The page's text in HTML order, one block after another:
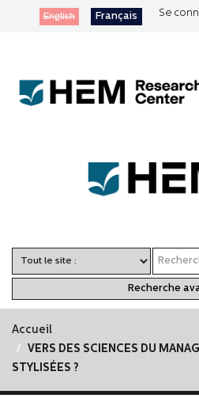
English Français Se
Recherche
Accueil
VERS DES SCIENCES DU
STYLISÉES ?